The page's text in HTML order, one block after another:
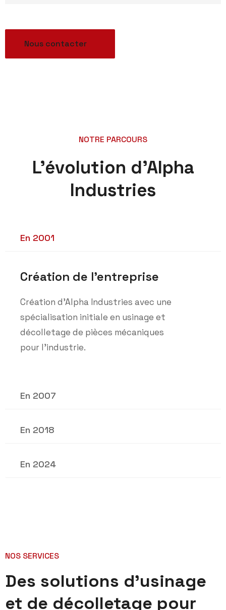
Nous contacter
NOTRE PARCOURS
L’évolution d’Alpha
Industries
En 2001
Création de l’entreprise
Création d’Alpha Industries avec une
spécialisation initiale en usinage et
décolletage de pièces mécaniques
pour l’industrie.
En 2007
En 2018
En 2024
NOS SERVICES
Des solutions d’usinage
et de décolletage pour